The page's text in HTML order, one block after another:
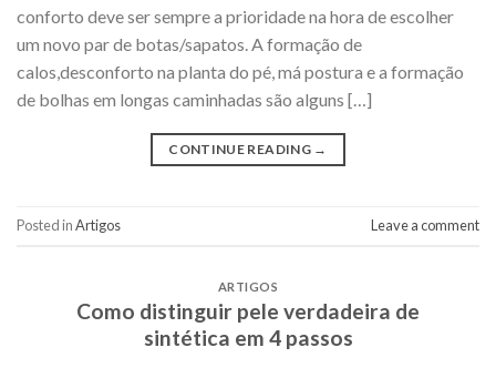
conforto deve ser sempre a prioridade na hora de escolher
um novo par de botas/sapatos. A formação de
calos,desconforto na planta do pé, má postura e a formação
de bolhas em longas caminhadas são alguns […]
CONTINUE READING →
Posted inArtigos Leave a comment
ARTIGOS
Como distinguir pele verdadeira de
sintética em 4 passos